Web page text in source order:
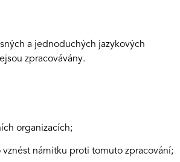
a jednoduchých jazykových
zpracovávány.
organizacích;
námitku proti tomuto zpracování;